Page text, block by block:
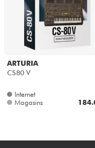
ARTURIA
CS80 V
Internet
Magasins